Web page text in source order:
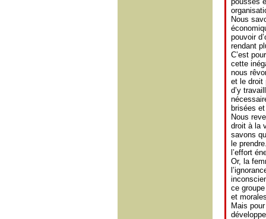
Nous
pouvoir
rendant
C’est
cette
nous
et le droit
d’y
brisées
Nous
droit à la
savons
le
l’effort
Or, la
ce
et
Mais